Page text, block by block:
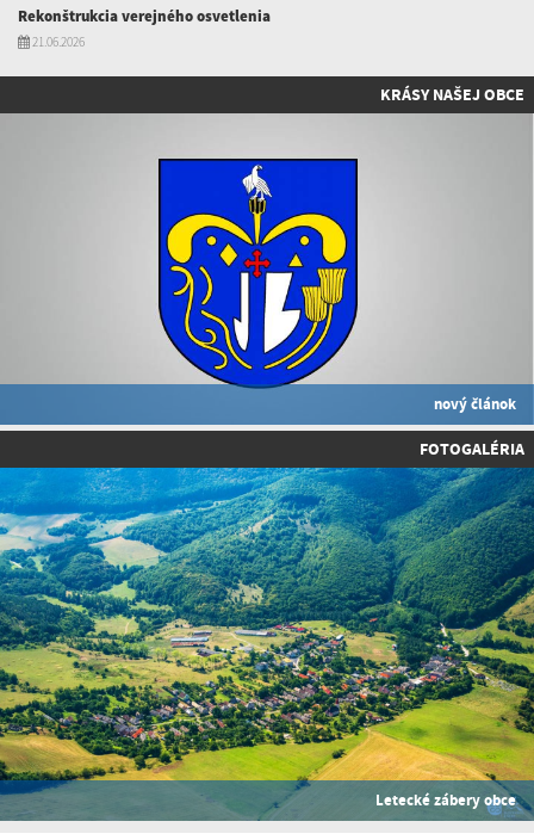
Rekonštrukcia verejného osvetlenia
21.06.2026
KRÁSY NAŠEJ OBCE
nový článok
FOTOGALÉRIA
Letecké zábery obce